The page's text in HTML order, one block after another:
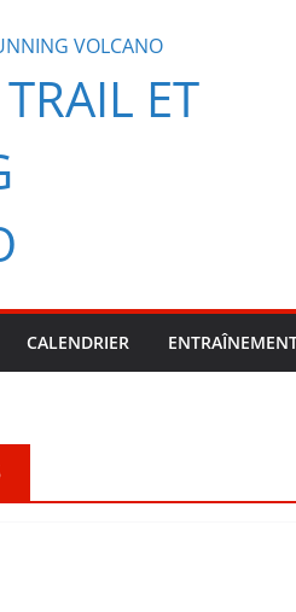
ET
CALENDRIER